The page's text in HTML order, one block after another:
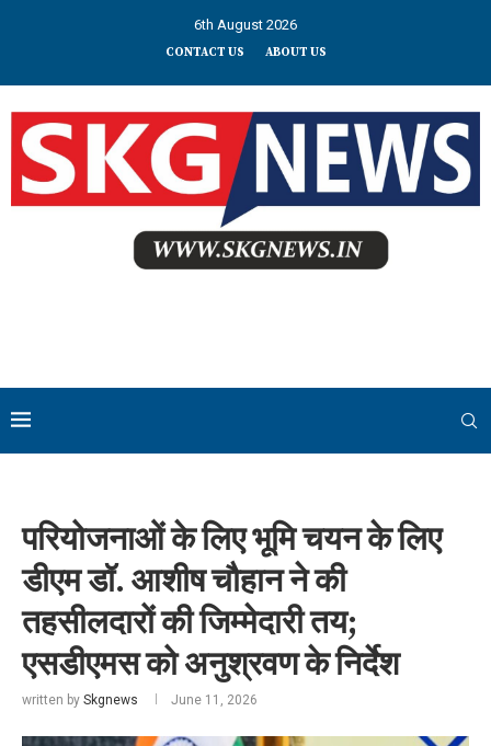
6th August 2026
CONTACT US ABOUT US
परियोजनाओं के लिए भूमि चयन के लिए
डीएम डॉ. आशीष चौहान ने की
तहसीलदारों की जिम्मेदारी तय;
एसडीएमस को अनुश्रवण के निर्देश
written by Skgnews June 11, 2026